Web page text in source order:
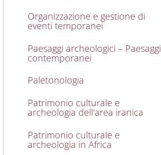
Organizzazione e gestione di
eventi temporanei
Paesaggi archeologici – Paesaggi
contemporanei
Paletonologia
Patrimonio culturale e
archeologia dell'area iranica
Patrimonio culturale e
archeologia in Africa